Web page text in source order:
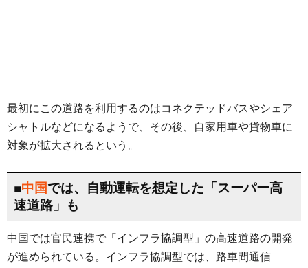
最初にこの道路を利用するのはコネクテッドバスやシェア
シャトルなどになるようで、その後、自家用車や貨物車に
対象が拡大されるという。
■中国では、自動運転を想定した「スーパー高
速道路」も
中国では官民連携で「インフラ協調型」の高速道路の開発
が進められている。インフラ協調型では、路車間通信